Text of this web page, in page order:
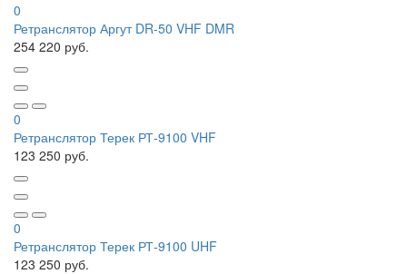
0
Ретранслятор Аргут DR-50 VHF DMR
254 220 руб.
0
Ретранслятор Терек РТ-9100 VHF
123 250 руб.
0
Ретранслятор Терек РТ-9100 UHF
123 250 руб.